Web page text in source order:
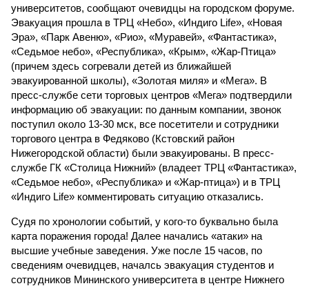
университетов, сообщают очевидцы на городском форуме.
Эвакуация прошла в ТРЦ «Небо», «Индиго Life», «Новая
Эра», «Парк Авеню», «Рио», «Муравей», «Фантастика»,
«Седьмое небо», «Республика», «Крым», «Жар-Птица»
(причем здесь согревали детей из ближайшей
эвакуированной школы), «Золотая миля» и «Мега». В
пресс-службе сети торговых центров «Мега» подтвердили
информацию об эвакуации: по данным компании, звонок
поступил около 13-30 мск, все посетители и сотрудники
торгового центра в Федяково (Кстовский район
Нижегородской области) были эвакуированы. В пресс-
службе ГК «Столица Нижний» (владеет ТРЦ «Фантастика»,
«Седьмое небо», «Республика» и «Жар-птица») и в ТРЦ
«Индиго Life» комментировать ситуацию отказались.
Судя по хронологии событий, у кого-то буквально была
карта поражения города! Далее начались «атаки» на
высшие учебные заведения. Уже после 15 часов, по
сведениям очевидцев, началсь эвакуация студентов и
сотрудников Мининского университета в центре Нижнего